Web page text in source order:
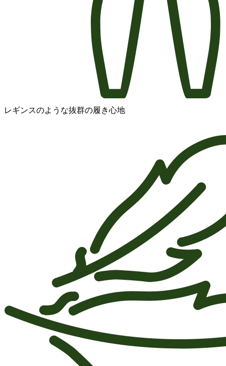
レギンスのような抜群の履き心地